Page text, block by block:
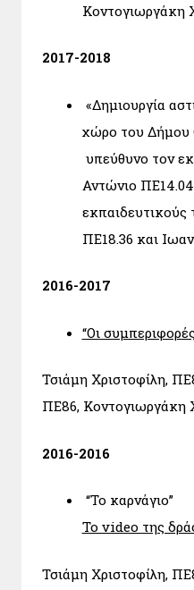
Κοντογιωργάκη
2017-2018
«Δημιουργία
χώρο του Δήμου
υπεύθυνο τον
Αντώνιο
εκπαιδευτικούς
ΠΕ18.36 και
2016-2017
“Οι
Τσιάμη Χριστοφίλη,
ΠΕ86, Κοντογιωργάκη
2016-2016
“Το καρνάγιο”
Το video της
Τσιάμη Χριστοφίλη,